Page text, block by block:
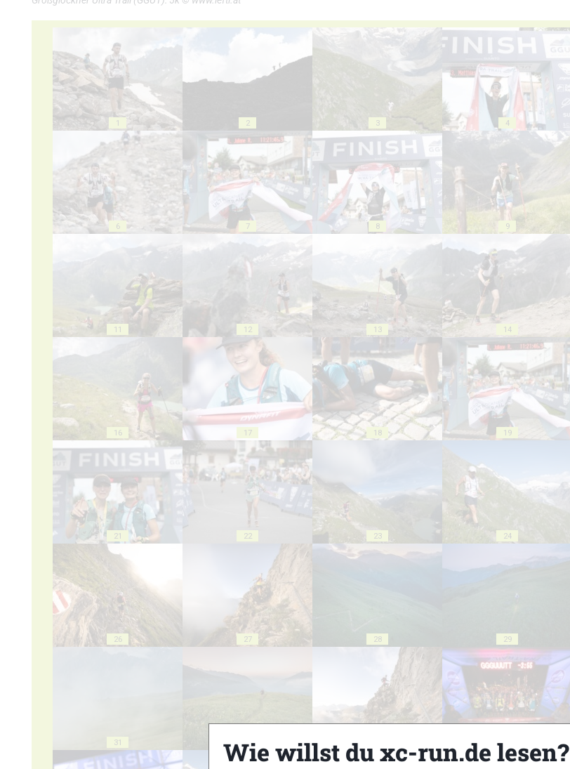
1 2 3 4
6 7 8 9
11 12 13 14
16 17 18 19
21 22 23 24
26 27 28 29
31 32 34
Wie willst du xc-run.de lesen?